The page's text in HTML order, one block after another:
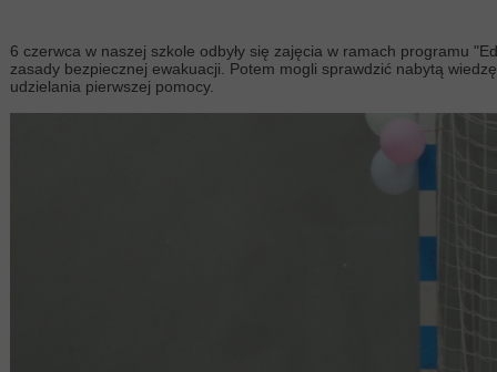
6 czerwca w naszej szkole odbyły się zajęcia w ramach programu
zasady bezpiecznej ewakuacji. Potem mogli sprawdzić nabytą
udzielania pierwszej pomocy.